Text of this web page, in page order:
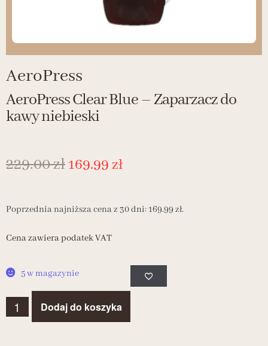
AeroPress
AeroPress Clear Blue – Zaparzacz do
kawy niebieski
229.00zł169.99zł
Poprzednia najniższa cena z 30 dni:169.99zł.
Cena zawiera podatek VAT
5 w magazynie
Dodaj do koszyka